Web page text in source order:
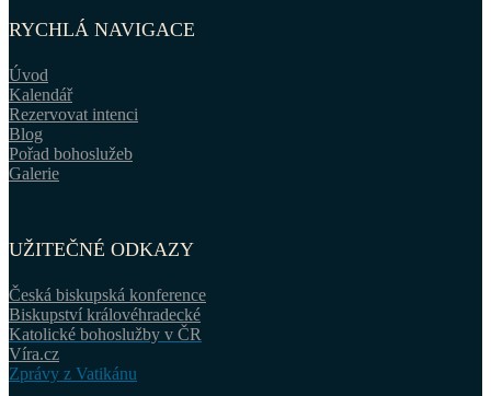
RYCHLÁ NAVIGACE
Úvod
Kalendář
Rezervovat intenci
Blog
Pořad bohoslužeb
Galerie
UŽITEČNÉ ODKAZY
Česká biskupská konference
Biskupství královéhradecké
Katolické bohoslužby v ČR
Víra.cz
Zprávy z Vatikánu